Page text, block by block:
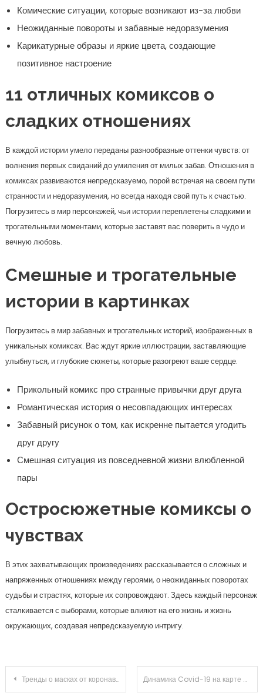
Комические ситуации, которые возникают из-за любви
Неожиданные повороты и забавные недоразумения
Карикатурные образы и яркие цвета, создающие
позитивное настроение
11 отличных комиксов о
сладких отношениях
В каждой истории умело переданы разнообразные оттенки чувств: от
волнения первых свиданий до умиления от милых забав. Отношения в
комиксах развиваются непредсказуемо, порой встречая на своем пути
странности и недоразумения, но всегда находя свой путь к счастью.
Погрузитесь в мир персонажей, чьи истории переплетены сладкими и
трогательными моментами, которые заставят вас поверить в чудо и
вечную любовь.
Смешные и трогательные
истории в картинках
Погрузитесь в мир забавных и трогательных историй, изображенных в
уникальных комиксах. Вас ждут яркие иллюстрации, заставляющие
улыбнуться, и глубокие сюжеты, которые разогреют ваше сердце.
Прикольный комикс про странные привычки друг друга
Романтическая история о несовпадающих интересах
Забавный рисунок о том, как искренне пытается угодить
друг другу
Смешная ситуация из повседневной жизни влюбленной
пары
Остросюжетные комиксы о
чувствах
В этих захватывающих произведениях рассказывается о сложных и
напряженных отношениях между героями, о неожиданных поворотах
судьбы и страстях, которые их сопровождают. Здесь каждый персонаж
сталкивается с выборами, которые влияют на его жизнь и жизнь
окружающих, создавая непредсказуемую интригу.
Навигация по записям
Тренды о масках от коронавируса Динамика Covid-19 на карте Google последние обновления и данные